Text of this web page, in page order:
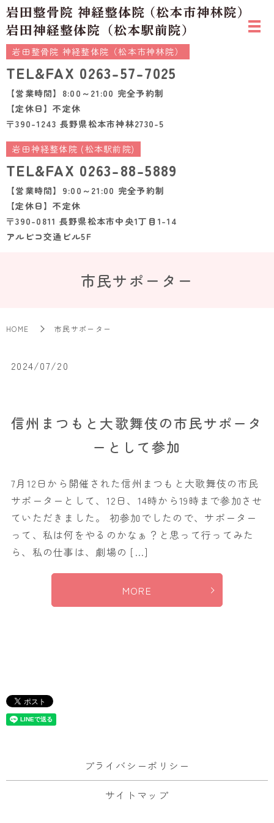
岩田整骨院 神経整体院（松本市神林院）
TEL&FAX 0263-57-7025
【営業時間】8:00～21:00 完全予約制
【定休日】不定休
〒390-1243 長野県松本市神林2730-5
岩田神経整体院 (松本駅前院)
TEL&FAX 0263-88-5889
【営業時間】9:00～21:00 完全予約制
【定休日】不定休
〒390-0811 長野県松本市中央1丁目1-14
アルピコ交通ビル5F
市民サポーター
HOME 市民サポーター
2024/07/20
信州まつもと大歌舞伎の市民サポータ
ーとして参加
7月12日から開催された信州まつもと大歌舞伎の市民
サポーターとして、12日、14時から19時まで参加させ
ていただきました。 初参加でしたので、サポーター
って、私は何をやるのかなぁ？と思って行ってみた
ら、私の仕事は、劇場の […]
MORE
プライバシーポリシー
サイトマップ